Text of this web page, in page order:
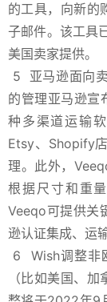
的工具，向新的
子邮件。该工具
美国卖家提供。
5
亚马逊面向
的管理亚马逊宣
种多渠道运输
Etsy、Shopify
理。此外，
根据尺寸和重
Veeqo可提供关
逊认证集成、运
6
Wish调整非
（比如美国、